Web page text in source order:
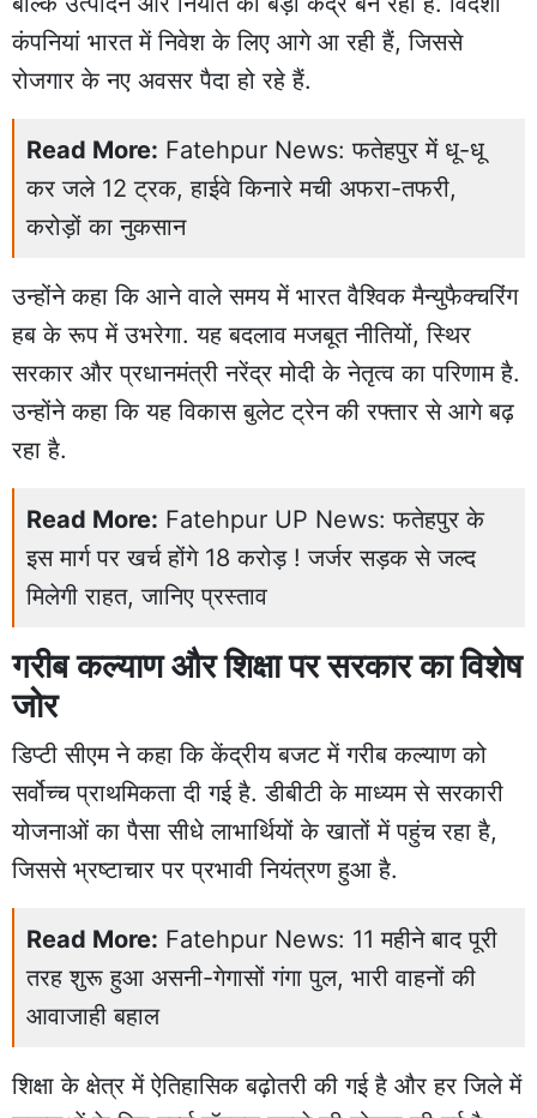
कंपनियां भारत में निवेश के लिए आगे आ रही हैं, जिससे
रोजगार के नए अवसर पैदा हो रहे हैं.
Read More: Fatehpur News: फतेहपुर में धू-धू
कर जले 12 ट्रक, हाईवे किनारे मची अफरा-तफरी,
करोड़ों का नुकसान
उन्होंने कहा कि आने वाले समय में भारत वैश्विक मैन्युफैक्चरिंग
हब के रूप में उभरेगा. यह बदलाव मजबूत नीतियों, स्थिर
सरकार और प्रधानमंत्री नरेंद्र मोदी के नेतृत्व का परिणाम है.
उन्होंने कहा कि यह विकास बुलेट ट्रेन की रफ्तार से आगे बढ़
रहा है.
Read More: Fatehpur UP News: फतेहपुर के
इस मार्ग पर खर्च होंगे 18 करोड़ ! जर्जर सड़क से जल्द
मिलेगी राहत, जानिए प्रस्ताव
गरीब कल्याण और शिक्षा पर सरकार का विशेष
जोर
डिप्टी सीएम ने कहा कि केंद्रीय बजट में गरीब कल्याण को
सर्वोच्च प्राथमिकता दी गई है. डीबीटी के माध्यम से सरकारी
योजनाओं का पैसा सीधे लाभार्थियों के खातों में पहुंच रहा है,
जिससे भ्रष्टाचार पर प्रभावी नियंत्रण हुआ है.
Read More: Fatehpur News: 11 महीने बाद पूरी
तरह शुरू हुआ असनी-गेगासों गंगा पुल, भारी वाहनों की
आवाजाही बहाल
शिक्षा के क्षेत्र में ऐतिहासिक बढ़ोतरी की गई है और हर जिले में